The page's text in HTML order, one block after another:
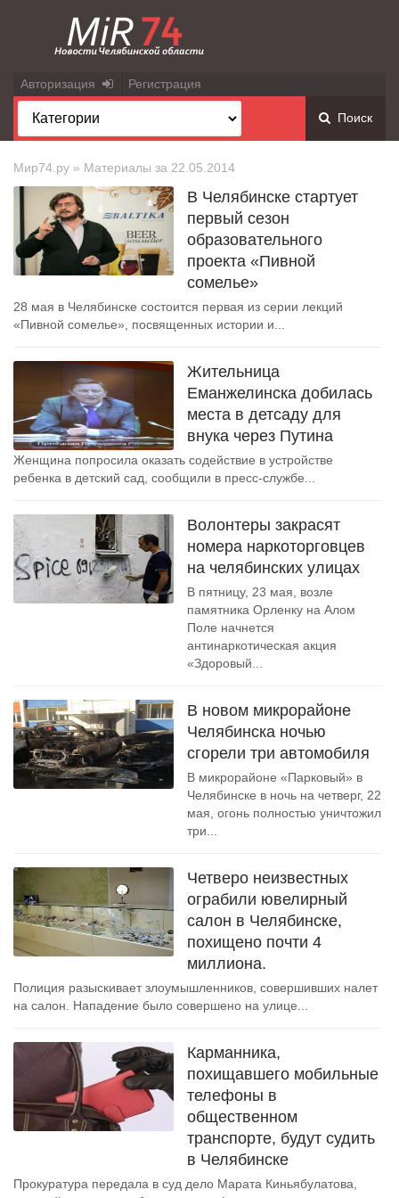
Авторизация Регистрация
Поиск
Мир74.ру » Материалы за 22.05.2014
В Челябинске стартует
первый сезон
образовательного
проекта «Пивной
сомелье»
28 мая в Челябинске состоится первая из серии лекций
«Пивной сомелье», посвященных истории и...
Жительница
Еманжелинска добилась
места в детсаду для
внука через Путина
Женщина попросила оказать содействие в устройстве
ребенка в детский сад, сообщили в пресс-службе...
Волонтеры закрасят
номера наркоторговцев
на челябинских улицах
В пятницу, 23 мая, возле
памятника Орленку на Алом
Поле начнется
антинаркотическая акция
«Здоровый...
В новом микрорайоне
Челябинска ночью
сгорели три автомобиля
В микрорайоне «Парковый» в
Челябинске в ночь на четверг, 22
мая, огонь полностью уничтожил
три...
Четверо неизвестных
ограбили ювелирный
салон в Челябинске,
похищено почти 4
миллиона.
Полиция разыскивает злоумышленников, совершивших налет
на салон. Нападение было совершено на улице...
Карманника,
похищавшего мобильные
телефоны в
общественном
транспорте, будут судить
в Челябинске
Прокуратура передала в суд дело Марата Киньябулатова,